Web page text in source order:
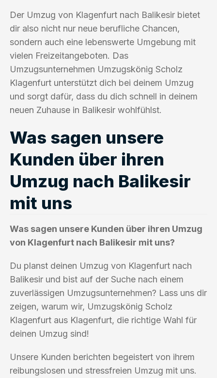
Der Umzug von Klagenfurt nach Balikesir bietet
dir also nicht nur neue berufliche Chancen,
sondern auch eine lebenswerte Umgebung mit
vielen Freizeitangeboten. Das
Umzugsunternehmen Umzugskönig Scholz
Klagenfurt unterstützt dich bei deinem Umzug
und sorgt dafür, dass du dich schnell in deinem
neuen Zuhause in Balikesir wohlfühlst.
Was sagen unsere
Kunden über ihren
Umzug nach Balikesir
mit uns
Was sagen unsere Kunden über ihren Umzug
von Klagenfurt nach Balikesir mit uns?
Du planst deinen Umzug von Klagenfurt nach
Balikesir und bist auf der Suche nach einem
zuverlässigen Umzugsunternehmen? Lass uns dir
zeigen, warum wir, Umzugskönig Scholz
Klagenfurt aus Klagenfurt, die richtige Wahl für
deinen Umzug sind!
Unsere Kunden berichten begeistert von ihrem
reibungslosen und stressfreien Umzug mit uns.